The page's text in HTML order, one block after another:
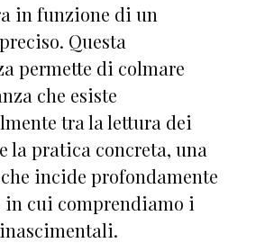
in funzione di un
Questa
permette di colmare
che esiste
tra la lettura dei
la pratica concreta, una
incide profondamente
in cui comprendiamo i